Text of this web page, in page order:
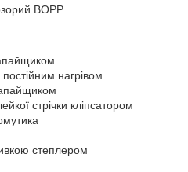
BOPP
нагрівом
стрічки кліпсатором
степлером